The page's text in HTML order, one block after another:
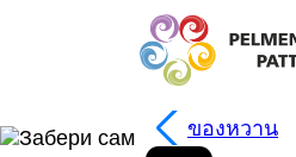
ของหวาน